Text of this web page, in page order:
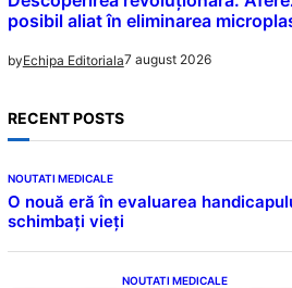
posibil aliat în eliminarea
byEchipa Editoriala7 august 2026
RECENT POSTS
NOUTATI MEDICALE
O nouă eră în evaluarea
schimbați vieți
NOUTATI MEDICALE